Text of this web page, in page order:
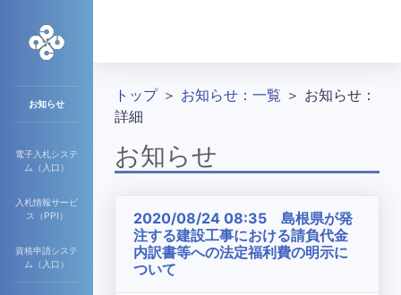
お知らせ
電子入札システ
ム（入口）
入札情報サービ
ス（PPI）
資格申請システ
ム（入口）
トップ＞ お知らせ：一覧 ＞ お知らせ：
詳細
お知らせ
2020/08/24 08:35 島根県が発
注する建設工事における請負代金
内訳書等への法定福利費の明示に
ついて